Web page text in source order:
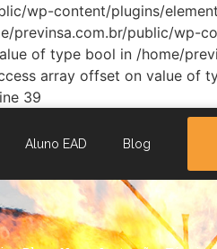
wp-content/plugins/
previnsa.com.br/public/wp-
of type bool in /home/
array offset on value of
39
Aluno EAD Blog